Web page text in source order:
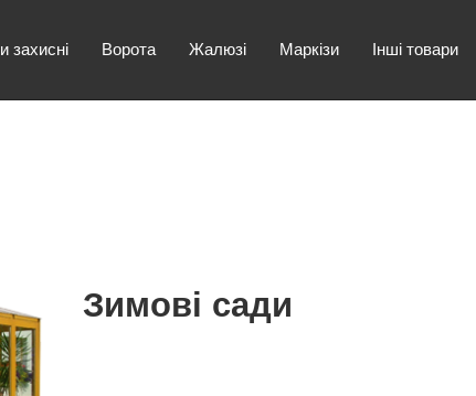
захисні Ворота Жалюзі Маркізи Інші товари
Зимові сади